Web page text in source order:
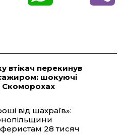
t
втікач перекинув
шокуючі
Скоморохах
від шахраїв»:
28 тисяч